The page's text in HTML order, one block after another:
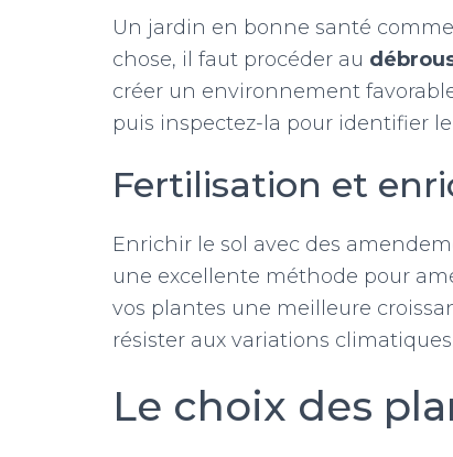
Un jardin en bonne santé
chose, il faut procéder au
créer un environnement
puis inspectez-la pour identifier
Fertilisation et
Enrichir le sol avec des
une excellente méthode pour
vos plantes une meilleure
résister aux variations climatiques.
Le choix des